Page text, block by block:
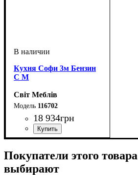
Кухня Софи 3м Бензин
С М
Світ Меблів
116702
18 934грн
ширина, мм: 3000
высота, мм: н-820 в-920
глубина, мм: 600
Покупатели этого
выбирают